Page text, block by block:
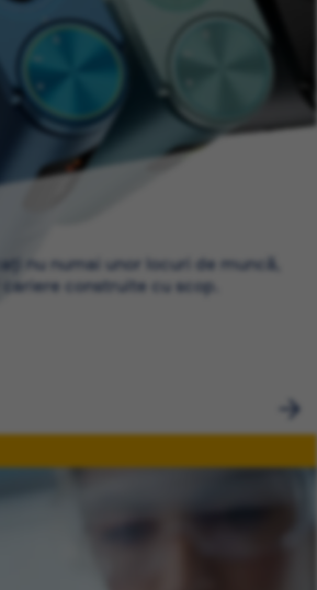
nu numai unor locuri de muncă,
construite cu scop.